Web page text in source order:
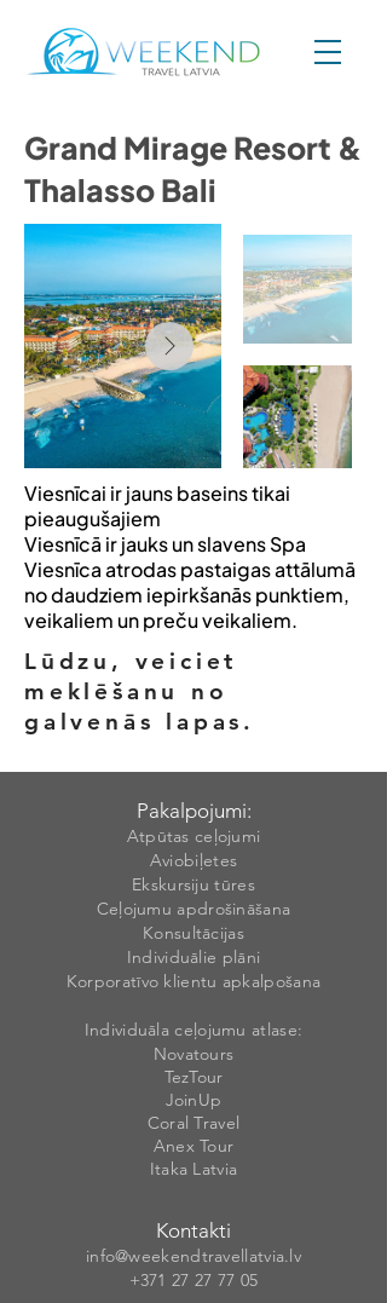
Grand Mirage Resort &
Thalasso Bali
Viesnīcai ir jauns baseins tikai
pieaugušajiem
Viesnīcā ir jauks un slavens Spa
Viesnīca atrodas pastaigas attālumā
no daudziem iepirkšanās punktiem,
veikaliem un preču veikaliem.
Lūdzu, veiciet
meklēšanu no
galvenās lapas.
Pakalpojumi:
Atpūtas ceļojumi
Aviobiļetes
Ekskursiju tūres
Ceļojumu apdrošināšana
Konsultācijas
Individuālie plāni
Korporatīvo klientu apkalpošana
Individuāla ceļojumu atlase:
Novatours
TezTour
JoinUp
Coral Travel
Anex Tour
Itaka Latvia
Kontakti
info@weekendtravellatvia.lv
+371 27 27 77 05